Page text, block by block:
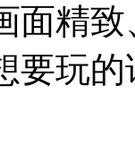
面精
要玩